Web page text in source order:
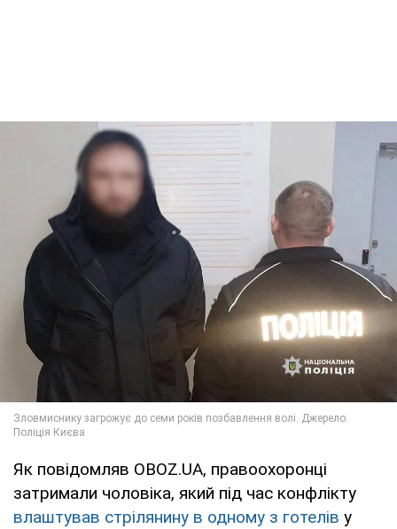
Як повідомляв OBOZ.UA, правоохоронці
затримали чоловіка, який під час конфлікту
влаштував стрілянину в одному з готелів у